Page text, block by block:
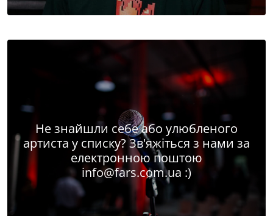
Не знайшли себе або улюбленого
артиста у списку? Зв'яжіться з нами за
електронною поштою
info@fars.com.ua :)